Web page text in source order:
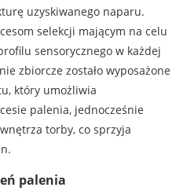
uzyskiwanego naparu.
selekcji mającym na celu
sensorycznego w każdej
zbiorcze zostało wyposażone
który umożliwia
palenia, jednocześnie
torby, co sprzyja
palenia